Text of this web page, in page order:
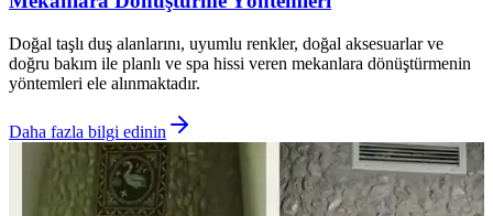
Doğal taşlı duş alanlarını, uyumlu renkler, doğal aksesuarlar ve
doğru bakım ile planlı ve spa hissi veren mekanlara dönüştürmenin
yöntemleri ele alınmaktadır.
Daha fazla bilgi edinin